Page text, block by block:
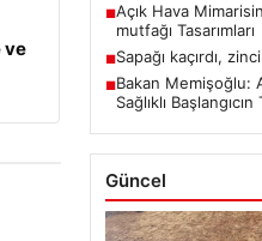
ve
■Açık Hava
mutfağı Tasarımları
■Sapağı kaçırdı,
■Bakan Memişoğlu:
Sağlıklı Başlangıcın
Güncel